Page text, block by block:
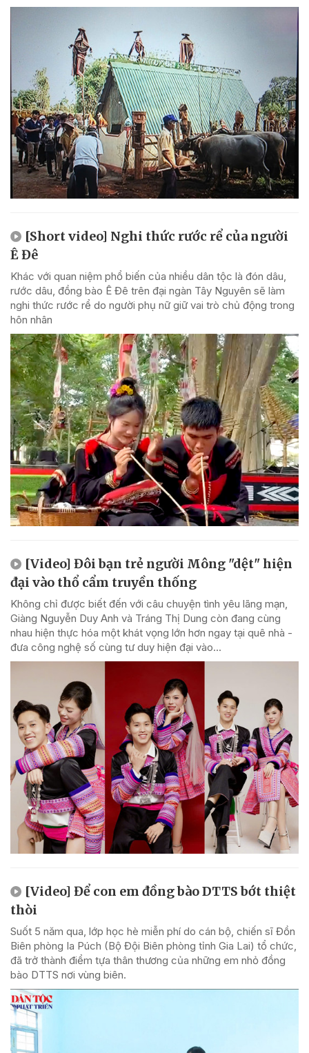
[Short video] Nghi thức rước rể của người
Ê Đê
Khác với quan niệm phổ biến của nhiều dân tộc là đón dâu,
rước dâu, đồng bào Ê Đê trên đại ngàn Tây Nguyên sẽ làm
nghi thức rước rể do người phụ nữ giữ vai trò chủ động trong
hôn nhân
[Video] Đôi bạn trẻ người Mông "dệt" hiện
đại vào thổ cẩm truyền thống
Không chỉ được biết đến với câu chuyện tình yêu lãng mạn,
Giàng Nguyễn Duy Anh và Tráng Thị Dung còn đang cùng
nhau hiện thực hóa một khát vọng lớn hơn ngay tại quê nhà -
đưa công nghệ số cùng tư duy hiện đại vào...
[Video] Để con em đồng bào DTTS bớt thiệt
thòi
Suốt 5 năm qua, lớp học hè miễn phí do cán bộ, chiến sĩ Đồn
Biên phòng Ia Púch (Bộ Đội Biên phòng tỉnh Gia Lai) tổ chức,
đã trở thành điểm tựa thân thương của những em nhỏ đồng
bào DTTS nơi vùng biên.